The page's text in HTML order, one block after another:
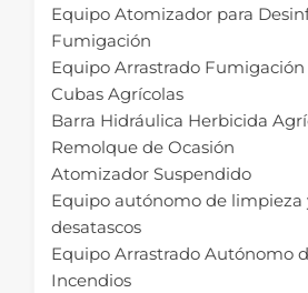
Equipo Atomizador para
Fumigación
Equipo Arrastrado Fumigación
Cubas Agrícolas
Barra Hidráulica Herbicida
Remolque de Ocasión
Atomizador Suspendido
Equipo autónomo de limpieza
desatascos
Equipo Arrastrado Autónomo
Incendios